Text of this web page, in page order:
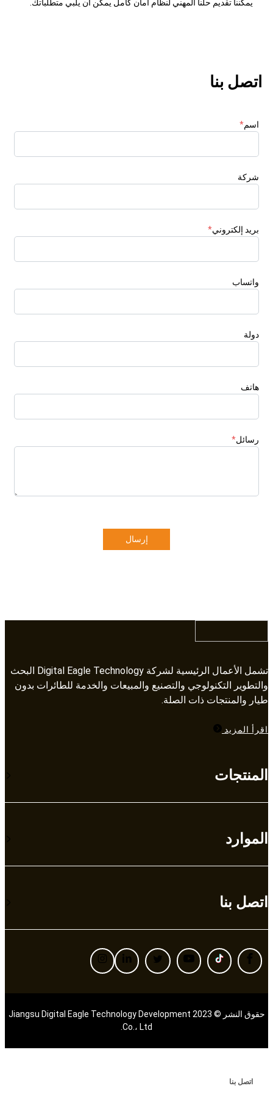
يمكننا تقديم حلنا المهني لنظام أمان كامل يمكن أن يلبي متطلباتك.
اتصل بنا
اسم*
شركة
بريد إلكتروني*
واتساب
دولة
هاتف
رسائل*
إرسال
تشمل الأعمال الرئيسية لشركة Digital Eagle Technology البحث
والتطوير التكنولوجي والتصنيع والمبيعات والخدمة للطائرات بدون
طيار والمنتجات ذات الصلة.​​​​​​​
اقرأ المزيد
المنتجات
الموارد
اتصل بنا
حقوق النشر © 2023 Jiangsu Digital Eagle Technology Development
Co.، Ltd.
اتصل بنا